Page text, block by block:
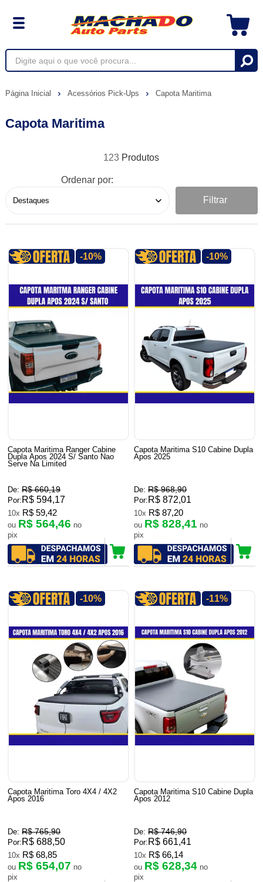
Página Inicial Acessórios Pick-Ups Capota Maritima
Capota Maritima
123
Ordenar por:
Filtrar
-10%
Capota Maritima Ranger Cabine
Dupla Apos 2024 S/ Santo Nao
Serve Na Limited
De: R$ 660,19
Por: R$ 594,17
10x R$ 59,42
ou R$ 564,46 no
pix
-10%
Capota Maritima S10 Cabine Dupla
Apos 2025
De: R$ 968,90
Por: R$ 872,01
10x R$ 87,20
ou R$ 828,41 no
pix
-10%
Capota Maritima Toro 4X4 / 4X2
Apos 2016
De: R$ 765,90
Por: R$ 688,50
10x R$ 68,85
ou R$ 654,07 no
pix
-11%
Capota Maritima S10 Cabine Dupla
Apos 2012
De: R$ 746,90
Por: R$ 661,41
10x R$ 66,14
ou R$ 628,34 no
pix